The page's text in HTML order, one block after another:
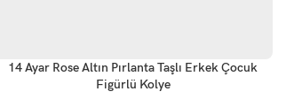
SEPETE EKLE
14 Ayar Rose Altın Pırlanta Taşlı Erkek Çocuk
Figürlü Kolye